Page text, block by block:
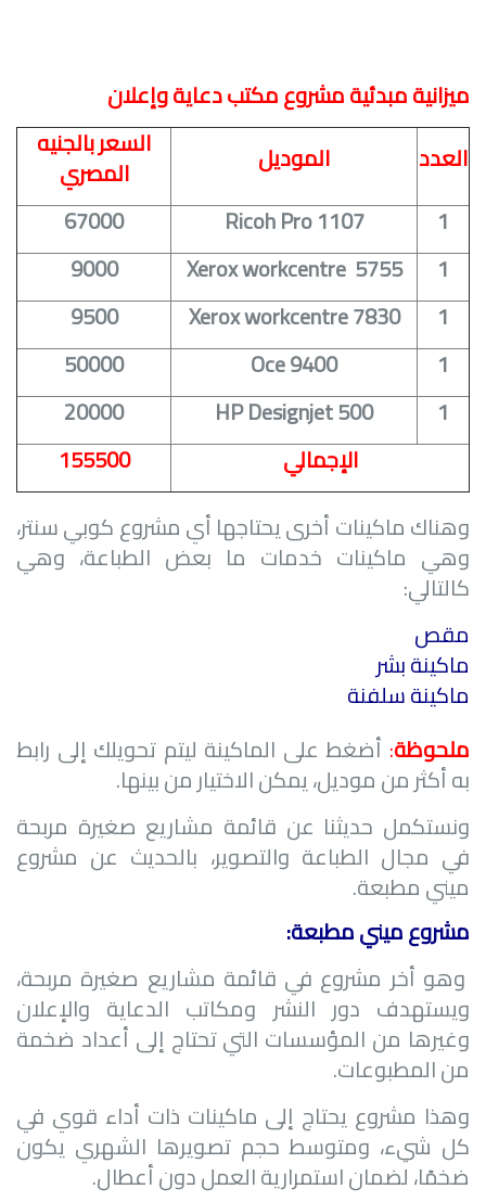
ميزانية مبدئية مشروع مكتب دعاية وإعلان
العدد
الموديل السعر بالجنيه
المصري
1
Ricoh Pro 1107
67000
1
Xerox workcentre 5755
9000
1
Xerox workcentre 7830
9500
1
Oce 9400
50000
1
HP Designjet 500
20000
الإجمالي
155500
وهناك ماكينات أخرى يحتاجها أي مشروع كوبي سنتر،
وهي ماكينات خدمات ما بعض الطباعة، وهي
كالتالي:
مقص
ماكينة بشر
ماكينة سلفنة
ملحوظة: أضغط على الماكينة ليتم تحويلك إلى رابط
به أكثر من موديل، يمكن الاختيار من بينها.
ونستكمل حديثنا عن قائمة مشاريع صغيرة مربحة
في مجال الطباعة والتصوير، بالحديث عن مشروع
ميني مطبعة.
مشروع ميني مطبعة:
وهو أخر مشروع في قائمة مشاريع صغيرة مربحة،
ويستهدف دور النشر ومكاتب الدعاية والإعلان
وغيرها من المؤسسات التي تحتاج إلى أعداد ضخمة
من المطبوعات.
وهذا مشروع يحتاج إلى ماكينات ذات أداء قوي في
كل شيء، ومتوسط حجم تصويرها الشهري يكون
ضخمًا، لضمان استمرارية العمل دون أعطال.